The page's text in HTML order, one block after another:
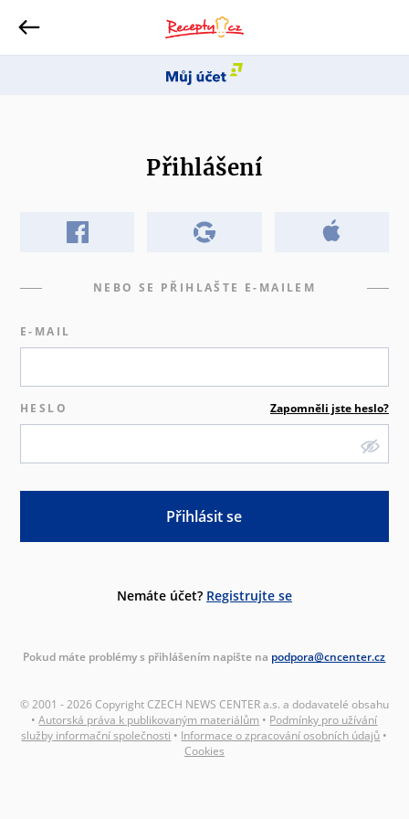
Přihlášení
NEBO SE PŘIHLAŠTE E-MAILEM
E-MAIL
HESLO Zapomněli jste heslo?
Přihlásit se
Nemáte účet? Registrujte se
Pokud máte problémy s přihlášením napište na podpora@cncenter.cz
© 2001 - 2026 Copyright CZECH NEWS CENTER a.s. a dodavatelé obsahu
•Autorská práva k publikovaným materiálům • Podmínky pro užívání
služby informační společnosti • Informace o zpracování osobních údajů •
Cookies